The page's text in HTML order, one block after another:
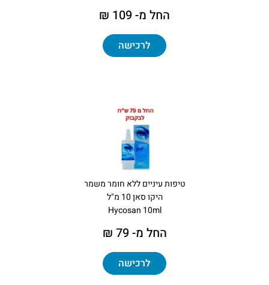
החל מ- 109 ₪
לרכישה
טיפות עיניים ללא חומר משמר
היקו סאן 10 מ"ל
Hycosan 10ml
החל מ- 79 ₪
לרכישה